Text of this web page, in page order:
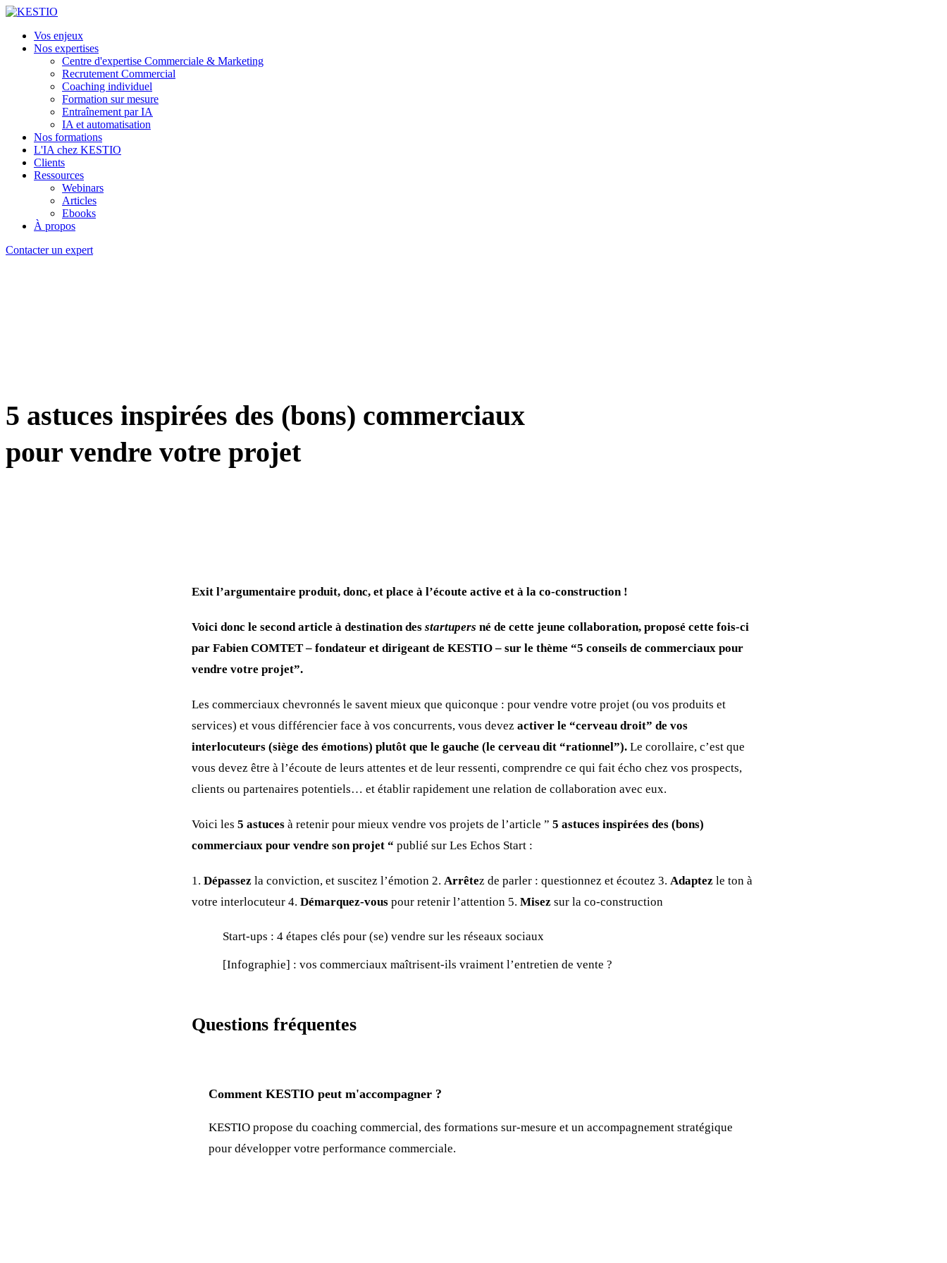
Vos enjeux
Nos expertises
Centre d'expertise Commerciale & Marketing
Recrutement Commercial
Coaching individuel
Formation sur mesure
Entraînement par IA
IA et automatisation
Nos formations
L'IA chez KESTIO
Clients
Ressources
Webinars
Articles
Ebooks
À propos
Contacter un expert
5 astuces inspirées des (bons) commerciaux
pour vendre votre projet
Exit l’argumentaire produit, donc, et place à l’écoute active et à la co-construction !
Voici donc le second article à destination des startupers né de cette jeune collaboration, proposé cette fois-ci
par Fabien COMTET – fondateur et dirigeant de KESTIO – sur le thème “5 conseils de commerciaux pour
vendre votre projet”.
Les commerciaux chevronnés le savent mieux que quiconque : pour vendre votre projet (ou vos produits et
services) et vous différencier face à vos concurrents, vous devez activer le “cerveau droit” de vos
interlocuteurs (siège des émotions) plutôt que le gauche (le cerveau dit “rationnel”). Le corollaire, c’est que
vous devez être à l’écoute de leurs attentes et de leur ressenti, comprendre ce qui fait écho chez vos prospects,
clients ou partenaires potentiels… et établir rapidement une relation de collaboration avec eux.
Voici les 5 astuces à retenir pour mieux vendre vos projets de l’article ” 5 astuces inspirées des (bons)
commerciaux pour vendre son projet “ publié sur Les Echos Start :
1. Dépassez la conviction, et suscitez l’émotion 2. Arrêtez de parler : questionnez et écoutez 3. Adaptez le ton à
votre interlocuteur 4. Démarquez-vous pour retenir l’attention 5. Misez sur la co-construction
Start-ups : 4 étapes clés pour (se) vendre sur les réseaux sociaux
[Infographie] : vos commerciaux maîtrisent-ils vraiment l’entretien de vente ?
Questions fréquentes
Comment KESTIO peut m'accompagner ?
KESTIO propose du coaching commercial, des formations sur-mesure et un accompagnement stratégique
pour développer votre performance commerciale.